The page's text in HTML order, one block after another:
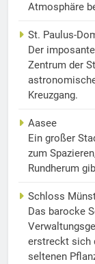
Atmosphäre
St. Paulus-
Der
Zentrum der
Kreuzgang.
Aasee
Ein großer
zum
Rundherum
Schloss
Das barocke
erstreckt sich
seltenen